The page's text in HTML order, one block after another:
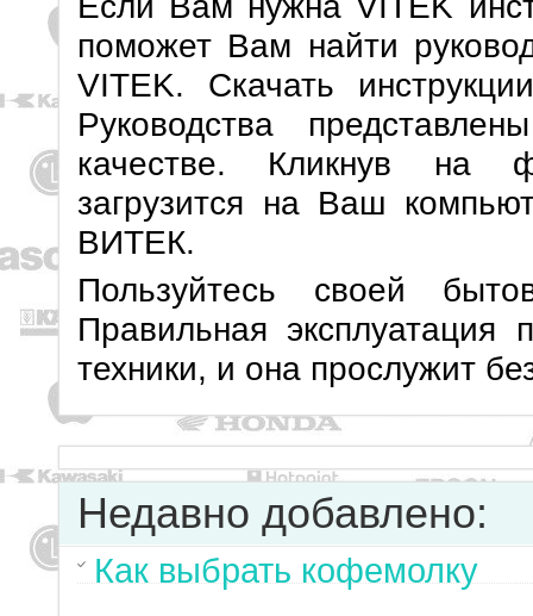
поможет Вам найти
VITEK. Скачать
Руководства
качестве. Кликнув на
загрузится на Ваш
ВИТЕК.
Пользуйтесь своей
Правильная
техники, и она прослужит
Недавно добавлено:
Как выбрать кофемолку